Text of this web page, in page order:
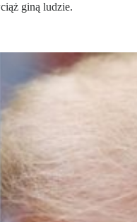
giną ludzie.